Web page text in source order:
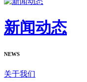
新闻动态
NEWS
关于我们